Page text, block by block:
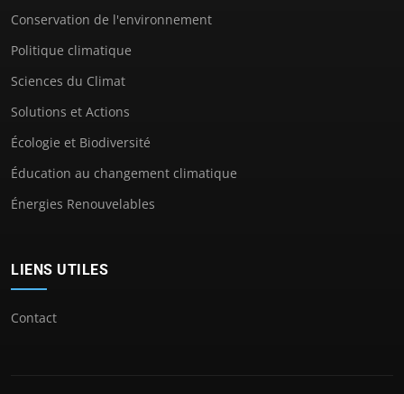
Conservation de l'environnement
Politique climatique
Sciences du Climat
Solutions et Actions
Écologie et Biodiversité
Éducation au changement climatique
Énergies Renouvelables
LIENS UTILES
Contact